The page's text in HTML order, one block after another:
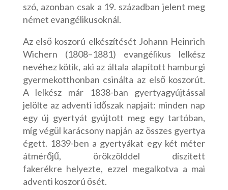
szó, azonban csak a 19. században jelent meg
német evangélikusoknál.
Az első koszorú elkészítését Johann Heinrich
Wichern (1808–1881) evangélikus lelkész
nevéhez kötik, aki az általa alapított hamburgi
gyermekotthonban csinálta az első koszorút.
A lelkész már 1838-ban gyertyagyújtással
jelölte az adventi időszak napjait: minden nap
egy új gyertyát gyújtott meg egy tartóban,
míg végül karácsony napján az összes gyertya
égett. 1839-ben a gyertyákat egy két méter
átmérőjű, örökzölddel díszített
fakerékre helyezte, ezzel megalkotva a mai
adventi koszorú ősét.